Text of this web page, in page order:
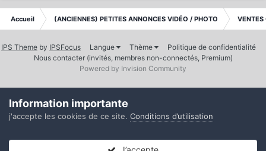
Accueil (ANCIENNES) PETITES ANNONCES VIDÉO / PHOTO VENTES
IPS Theme by IPSFocus Langue Thème
Politique de confidentialité
Nous contacter (invités, membres non-connectés, Premium)
Powered by Invision Community
Information importante
j'accepte les cookies de ce site. Conditions d’utilisation